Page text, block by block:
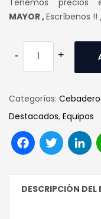
MAYOR ,Escríbenos
Categorías:
Destacados, Equipos
DESCRIPCIÓN DEL